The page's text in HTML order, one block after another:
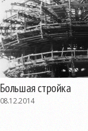
Большая стройка
08.12.2014